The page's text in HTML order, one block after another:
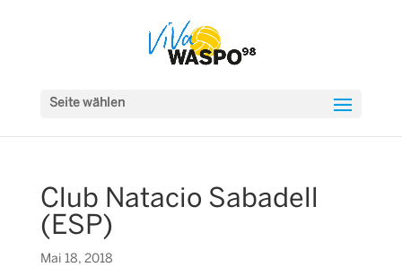
Seite wählen
Club Natacio Sabadell
(ESP)
Mai 18, 2018